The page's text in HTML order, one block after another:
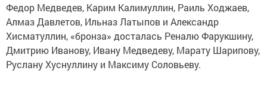
Федор Медведев, Карим Калимуллин, Раиль Ходжаев,
Алмаз Давлетов, Ильназ Латыпов и Александр
Хисматуллин, «бронза» досталась Реналю Фарукшину,
Дмитрию Иванову, Ивану Медведеву, Марату Шарипову,
Руслану Хуснуллину и Максиму Соловьеву.